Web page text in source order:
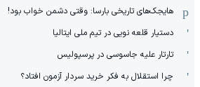
هایجک‌های تاریخی بارسا: وقتی دشمن خواب بود!
دستیار قلعه نویی در تیم ملی ایتالیا
تارتار علیه جاسوسی در پرسپولیس
چرا استقلال به فکر خرید سردار آزمون افتاد؟